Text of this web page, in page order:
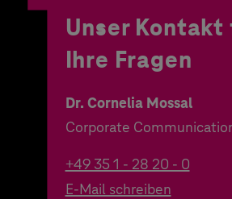
Unser Kontakt
Ihre Fragen
Dr. Cornelia Mossal
Corporate
+49 35 1 - 28 20 - 0
E-Mail schreiben